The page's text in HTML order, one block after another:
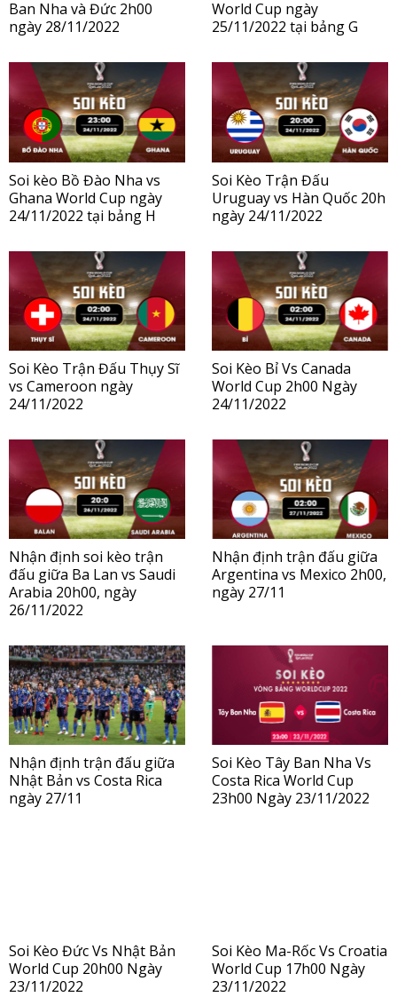
Ban Nha và Đức 2h00
ngày 28/11/2022
World Cup ngày
25/11/2022 tại bảng G
Soi kèo Bồ Đào Nha vs
Ghana World Cup ngày
24/11/2022 tại bảng H
Soi Kèo Trận Đấu
Uruguay vs Hàn Quốc 20h
ngày 24/11/2022
Soi Kèo Trận Đấu Thụy Sĩ
vs Cameroon ngày
24/11/2022
Soi Kèo Bỉ Vs Canada
World Cup 2h00 Ngày
24/11/2022
Nhận định soi kèo trận
đấu giữa Ba Lan vs Saudi
Arabia 20h00, ngày
26/11/2022
Nhận định trận đấu giữa
Argentina vs Mexico 2h00,
ngày 27/11
Nhận định trận đấu giữa
Nhật Bản vs Costa Rica
ngày 27/11
Soi Kèo Tây Ban Nha Vs
Costa Rica World Cup
23h00 Ngày 23/11/2022
Soi Kèo Đức Vs Nhật Bản
World Cup 20h00 Ngày
23/11/2022
Soi Kèo Ma-Rốc Vs Croatia
World Cup 17h00 Ngày
23/11/2022